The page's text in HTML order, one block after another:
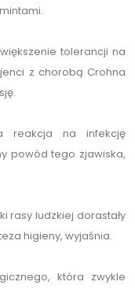
tolerancji na
z chorobą Crohna
reakcja na infekcję
powód tego zjawiska,
rasy ludzkiej dorastały
higieny, wyjaśnia.
która zwykle